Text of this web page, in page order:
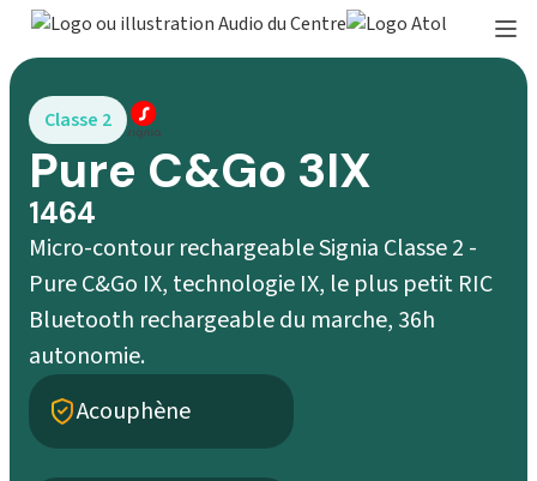
Classe 2
Pure C&Go 3IX
1464
Micro-contour rechargeable Signia Classe 2 -
Pure C&Go IX, technologie IX, le plus petit RIC
Bluetooth rechargeable du marche, 36h
autonomie.
Acouphène